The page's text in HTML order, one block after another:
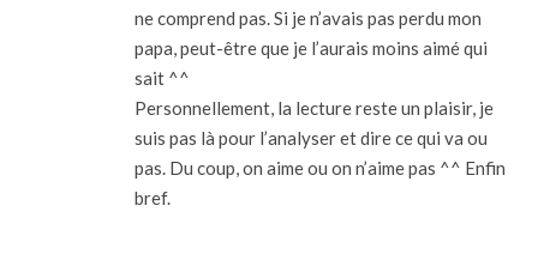
ne comprend pas. Si je n’avais pas perdu mon
papa, peut-être que je l’aurais moins aimé qui
sait ^^
Personnellement, la lecture reste un plaisir, je
suis pas là pour l’analyser et dire ce qui va ou
pas. Du coup, on aime ou on n’aime pas ^^ Enfin
bref.